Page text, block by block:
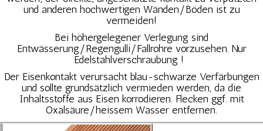
und anderen hochwertigen Wänden/Böden ist zu
vermeiden!
Bei höhergelegener Verlegung sind
Entwässerung/Regengulli/Fallrohre vorzusehen. Nur
Edelstahlverschraubung !
Der Eisenkontakt verursacht blau-schwarze Verfärbungen
und sollte grundsätzlich vermieden werden, da die
Inhaltsstoffe aus Eisen korrodieren. Flecken ggf. mit
Oxalsäure/heissem Wasser entfernen.